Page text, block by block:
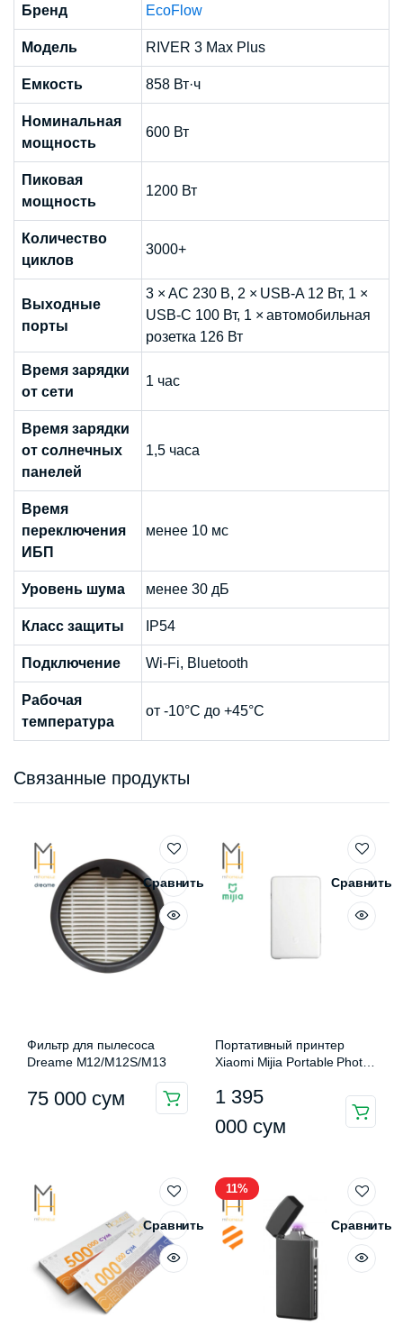
Бренд EcoFlow
Модель RIVER 3 Max Plus
Емкость 858 Вт·ч
Номинальная
мощность
600 Вт
Пиковая
мощность
1200 Вт
Количество
циклов
3000+
Выходные
порты
3 × AC 230 В, 2 × USB-A 12 Вт, 1 ×
USB-C 100 Вт, 1 × автомобильная
розетка 126 Вт
Время зарядки
от сети
1 час
Время зарядки
от солнечных
панелей
1,5 часа
Время
переключения
ИБП
менее 10 мс
Уровень шума менее 30 дБ
Класс защиты IP54
Подключение Wi-Fi, Bluetooth
Рабочая
температура
от -10°C до +45°C
Связанные продукты
Сравнить
Фильтр для пылесоса
Dreame M12/M12S/M13
75 000 сум
Сравнить
Портативный принтер
Xiaomi Mijia Portable Photo
1 395
000 сум
Сравнить
11%
Сравнить